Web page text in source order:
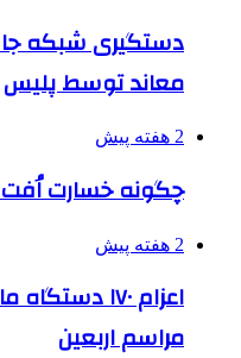
دستگیری شبکه
معاند توسط پلیس
2 هفته پیش
چگونه خسارت اُفت
2 هفته پیش
اعزام ۱۷۰
مراسم اربعین